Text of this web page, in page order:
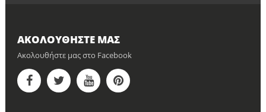
ΑΚΟΛΟΥΘΉΣΤΕ ΜΑΣ
Ακολουθήστε μας στο Facebook